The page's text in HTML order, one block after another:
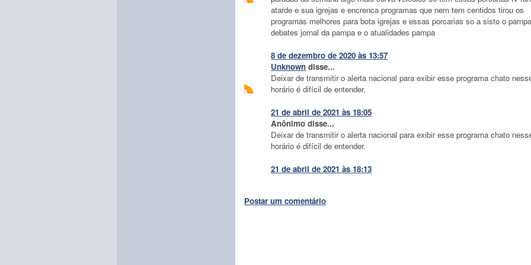
atarde e sua igrejas e encrenca programas que nem tem centidos tirou os
programas melhores para bota igrejas e essas porcarias so a sisto o pampa
debates jornal da pampa e o atualidades pampa
8 de dezembro de 2020 às 13:57
Unknown disse...
Deixar de transmitir o alerta nacional para exibir esse programa chato
horário é difícil de entender.
21 de abril de 2021 às 18:05
Anônimo disse...
Deixar de transmitir o alerta nacional para exibir esse programa chato
horário é difícil de entender.
21 de abril de 2021 às 18:13
Postar um comentário